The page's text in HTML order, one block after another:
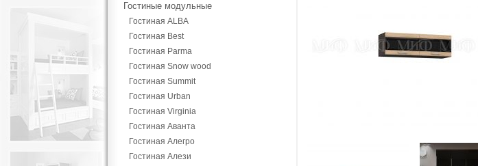
Гостиные модульные
Гостиная ALBA
Гостиная Best
Гостиная Parma
Гостиная Snow wood
Гостиная Summit
Гостиная Urban
Гостиная Virginia
Гостиная Аванта
Гостиная Алегро
Гостиная Алези